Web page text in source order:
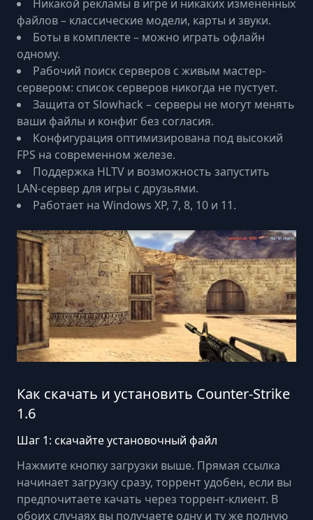
Никакой рекламы в игре и никаких изменённых
файлов – классические модели, карты и звуки.
Боты в комплекте – можно играть офлайн
одному.
Рабочий поиск серверов с живым мастер-
сервером: список серверов никогда не пустует.
Защита от Slowhack – серверы не могут менять
ваши файлы и конфиг без согласия.
Конфигурация оптимизирована под высокий
FPS на современном железе.
Поддержка HLTV и возможность запустить
LAN-сервер для игры с друзьями.
Работает на Windows XP, 7, 8, 10 и 11.
Как скачать и установить Counter-Strike
1.6
Шаг 1: скачайте установочный файл
Нажмите кнопку загрузки выше. Прямая ссылка
начинает загрузку сразу, торрент удобен, если вы
предпочитаете качать через торрент-клиент. В
обоих случаях вы получаете одну и ту же полную